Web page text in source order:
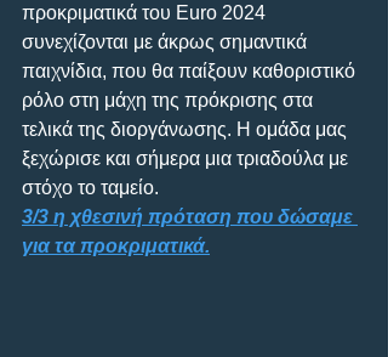
προκριματικά του Euro 2024
συνεχίζονται με άκρως σημαντικά
παιχνίδια, που θα παίξουν καθοριστικό
ρόλο στη μάχη της πρόκρισης στα
τελικά της διοργάνωσης. Η ομάδα μας
ξεχώρισε και σήμερα μια τριαδούλα με
στόχο το ταμείο.
3/3 η χθεσινή πρόταση που δώσαμε
για τα προκριματικά.